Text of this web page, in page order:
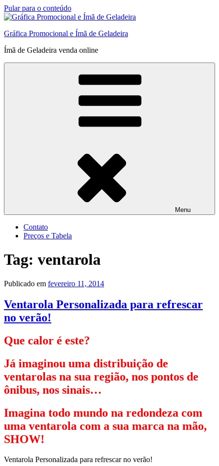
Pular para o conteúdo
Gráfica Promocional e Ímã de Geladeira
Ímã de Geladeira venda online
Menu
Contato
Preços e Tabela
Tag: ventarola
Publicado em fevereiro 11, 2014
Ventarola Personalizada para refrescar
no verão!
Que calor é este?
Já imaginou uma distribuição de
ventarolas na sua região, nos pontos de
ônibus, nos sinais…
Imagina todo mundo na redondeza com
uma ventarola com a sua marca na mão,
SHOW!
Ventarola Personalizada para refrescar no verão!